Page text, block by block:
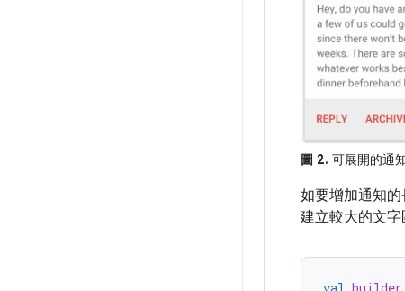
圖 2. 可展開的通
如要增加通知
建立較大的文字